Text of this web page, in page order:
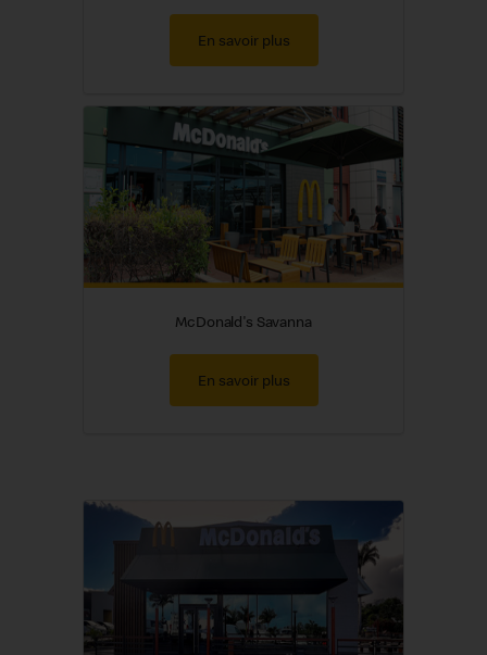
En savoir plus
McDonald's Savanna
En savoir plus